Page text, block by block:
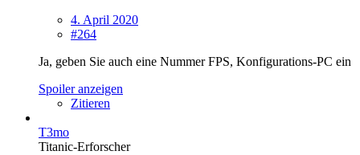
4. April 2020
#264
Ja, geben Sie auch eine Nummer FPS, Konfigurations-PC ein
Spoiler anzeigen
Zitieren
T3mo
Titanic-Erforscher